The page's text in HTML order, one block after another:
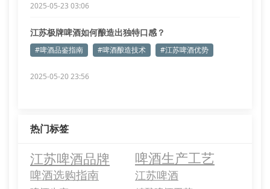
2025-05-23 03:06
江苏极牌啤酒如何酿造出独特口感？
#啤酒品鉴指南 #啤酒酿造技术 #江苏啤酒优势
2025-05-20 23:56
热门标签
江苏啤酒品牌 啤酒生产工艺
啤酒选购指南 江苏啤酒